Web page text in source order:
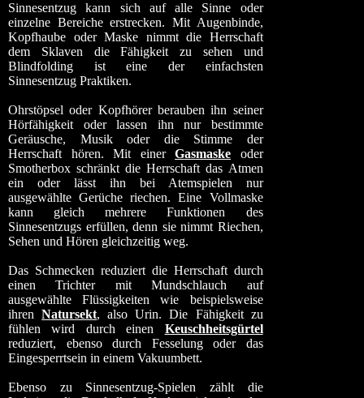
Sinnesentzug kann sich auf alle Sinne oder
einzelne Bereiche erstrecken. Mit Augenbinde,
Kopfhaube oder Maske nimmt die Herrschaft
dem Sklaven die Fähigkeit zu sehen und
Blindfolding ist eine der einfachsten
Sinnesentzug Praktiken.
Ohrstöpsel oder Kopfhörer berauben ihn seiner
Hörfähigkeit oder lassen ihn nur bestimmte
Geräusche, Musik oder die Stimme der
Herrschaft hören. Mit einerGasmaske oder
Smotherbox schränkt die Herrschaft das Atmen
ein oder lässt ihn bei Atemspielen nur
ausgewählte Gerüche riechen. Eine Vollmaske
kann gleich mehrere Funktionen des
Sinnesentzugs erfüllen, denn sie nimmt Riechen,
Sehen und Hören gleichzeitig weg.
Das Schmecken reduziert die Herrschaft durch
einen Trichter mit Mundschlauch auf
ausgewählte Flüssigkeiten wie beispielsweise
ihrenNatursekt, also Urin. Die Fähigkeit zu
fühlen wird durch einen Keuschheitsgürtel
reduziert, ebenso durch Fesselung oder das
Eingesperrtsein in einem Vakuumbett.
Ebenso zu Sinnesentzug-Spielen zählt die